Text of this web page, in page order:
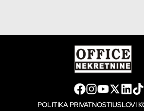
POLITIKA PRIVATNOSTIUSLOVI